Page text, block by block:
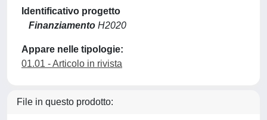
Identificativo progetto
Finanziamento H2020
Appare nelle tipologie:
01.01 - Articolo in rivista
File in questo prodotto: